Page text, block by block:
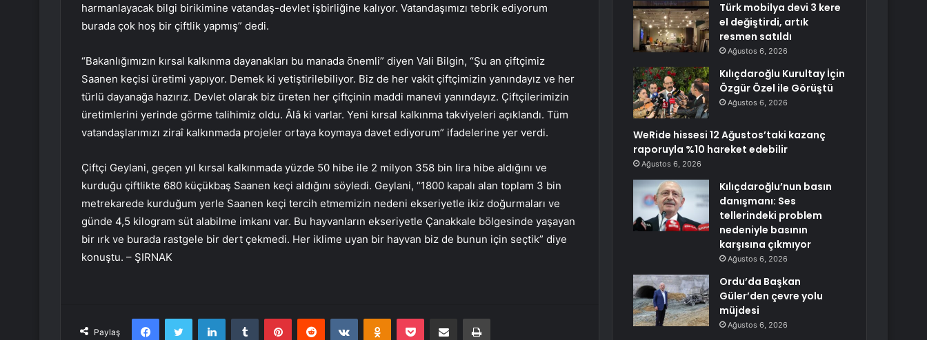
harmanlayacak bilgi birikimine vatandaş-devlet işbirliğine kalıyor. Vatandaşımızı tebrik ediyorum
burada çok hoş bir çiftlik yapmış” dedi.
“Bakanlığımızın kırsal kalkınma dayanakları bu manada önemli” diyen Vali Bilgin, “Şu an çiftçimiz
Saanen keçisi üretimi yapıyor. Demek ki yetiştirilebiliyor. Biz de her vakit çiftçimizin yanındayız ve her
türlü dayanağa hazırız. Devlet olarak biz üreten her çiftçinin maddi manevi yanındayız. Çiftçilerimizin
üretimlerini yerinde görme talihimiz oldu. Âlâ ki varlar. Yeni kırsal kalkınma takviyeleri açıklandı. Tüm
vatandaşlarımızı ziraî kalkınmada projeler ortaya koymaya davet ediyorum” ifadelerine yer verdi.
Çiftçi Geylani, geçen yıl kırsal kalkınmada yüzde 50 hibe ile 2 milyon 358 bin lira hibe aldığını ve
kurduğu çiftlikte 680 küçükbaş Saanen keçi aldığını söyledi. Geylani, “1800 kapalı alan toplam 3 bin
metrekarede kurduğum yerle Saanen keçi tercih etmemizin nedeni ekseriyetle ikiz doğurmaları ve
günde 4,5 kilogram süt alabilme imkanı var. Bu hayvanların ekseriyetle Çanakkale bölgesinde yaşayan
bir ırk ve burada rastgele bir dert çekmedi. Her iklime uyan bir hayvan biz de bunun için seçtik” diye
konuştu. – ŞIRNAK
Paylaş
FacebookTwitter LinkedInTumblr PinterestReddit VKontakteOdnoklassniki
Pocket E-Posta ile paylaş Yazdır
Türk mobilya devi 3 kere
el değiştirdi, artık
resmen satıldı
Ağustos 6, 2026
Kılıçdaroğlu Kurultay İçin
Özgür Özel ile Görüştü
Ağustos 6, 2026
WeRide hissesi 12 Ağustos’taki kazanç
raporuyla %10 hareket edebilir
Ağustos 6, 2026
Kılıçdaroğlu’nun basın
danışmanı: Ses
tellerindeki problem
nedeniyle basının
karşısına çıkmıyor
Ağustos 6, 2026
Ordu’da Başkan
Güler’den çevre yolu
müjdesi
Ağustos 6, 2026